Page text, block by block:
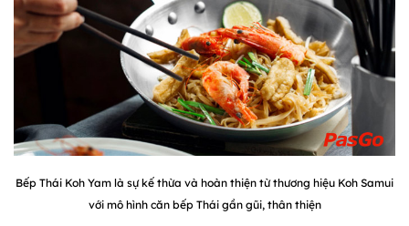
Bếp Thái Koh Yam là sự kế thừa và hoàn thiện từ thương hiệu Koh Samui
với mô hình căn bếp Thái gần gũi, thân thiện